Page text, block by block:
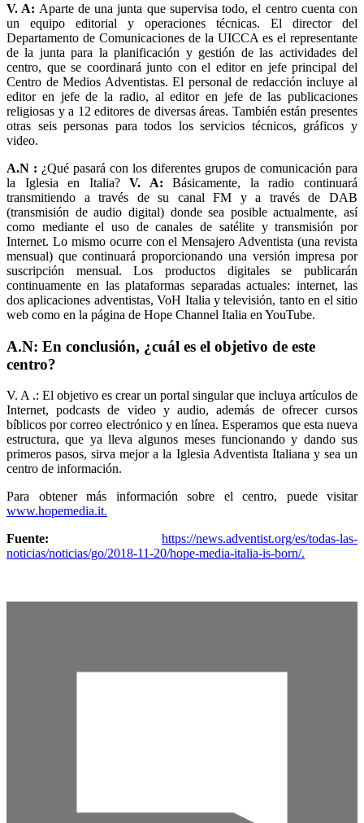
V. A: Aparte de una junta que supervisa todo, el centro cuenta con
un equipo editorial y operaciones técnicas. El director del
Departamento de Comunicaciones de la UICCA es el representante
de la junta para la planificación y gestión de las actividades del
centro, que se coordinará junto con el editor en jefe principal del
Centro de Medios Adventistas. El personal de redacción incluye al
editor en jefe de la radio, al editor en jefe de las publicaciones
religiosas y a 12 editores de diversas áreas. También están presentes
otras seis personas para todos los servicios técnicos, gráficos y
video.
A.N : ¿Qué pasará con los diferentes grupos de comunicación para
la Iglesia en Italia?V. A: Básicamente, la radio continuará
transmitiendo a través de su canal FM y a través de DAB
(transmisión de audio digital) donde sea posible actualmente, así
como mediante el uso de canales de satélite y transmisión por
Internet. Lo mismo ocurre con el Mensajero Adventista (una revista
mensual) que continuará proporcionando una versión impresa por
suscripción mensual. Los productos digitales se publicarán
continuamente en las plataformas separadas actuales: internet, las
dos aplicaciones adventistas, VoH Italia y televisión, tanto en el sitio
web como en la página de Hope Channel Italia en YouTube.
A.N: En conclusión, ¿cuál es el objetivo de este
centro?
V. A .: El objetivo es crear un portal singular que incluya artículos de
Internet, podcasts de video y audio, además de ofrecer cursos
bíblicos por correo electrónico y en línea. Esperamos que esta nueva
estructura, que ya lleva algunos meses funcionando y dando sus
primeros pasos, sirva mejor a la Iglesia Adventista Italiana y sea un
centro de información.
Para obtener más información sobre el centro, puede visitar
www.hopemedia.it.
Fuente: https://news.adventist.org/es/todas-las-
noticias/noticias/go/2018-11-20/hope-media-italia-is-born/.